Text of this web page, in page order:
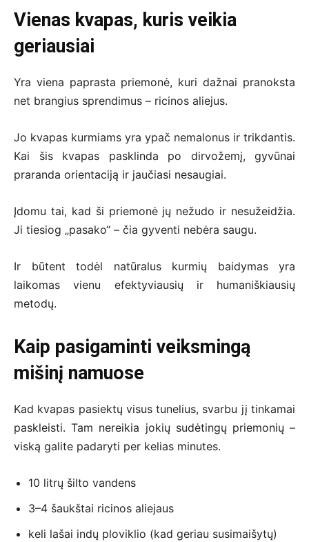
Vienas kvapas, kuris veikia
geriausiai
Yra viena paprasta priemonė, kuri dažnai pranoksta
net brangius sprendimus – ricinos aliejus.
Jo kvapas kurmiams yra ypač nemalonus ir trikdantis.
Kai šis kvapas pasklinda po dirvožemį, gyvūnai
praranda orientaciją ir jaučiasi nesaugiai.
Įdomu tai, kad ši priemonė jų nežudo ir nesužeidžia.
Ji tiesiog „pasako“ – čia gyventi nebėra saugu.
Ir būtent todėl natūralus kurmių baidymas yra
laikomas vienu efektyviausių ir humaniškiausių
metodų.
Kaip pasigaminti veiksmingą
mišinį namuose
Kad kvapas pasiektų visus tunelius, svarbu jį tinkamai
paskleisti. Tam nereikia jokių sudėtingų priemonių –
viską galite padaryti per kelias minutes.
10 litrų šilto vandens
3–4 šaukštai ricinos aliejaus
keli lašai indų ploviklio (kad geriau susimaišytų)